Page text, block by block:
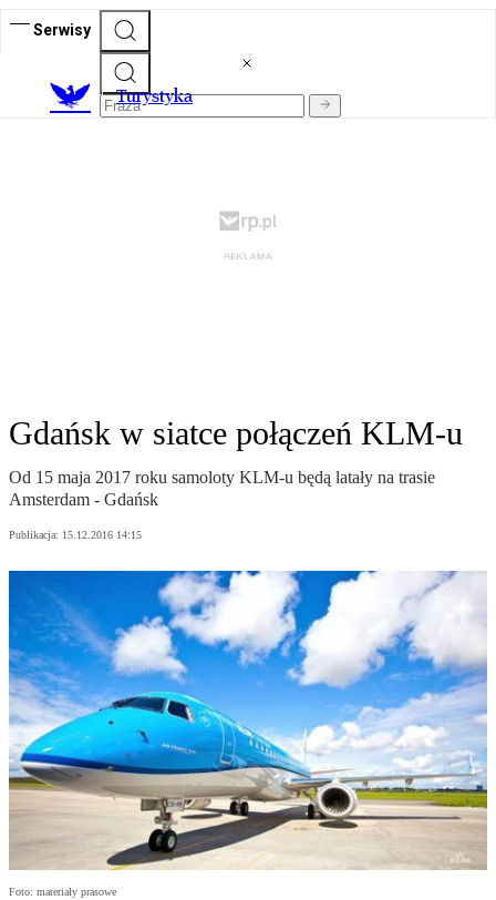
Serwisy
Turystyka
Gdańsk w siatce połączeń KLM-u
Od 15 maja 2017 roku samoloty KLM-u będą latały na trasie
Amsterdam - Gdańsk
Publikacja: 15.12.2016 14:15
Foto: materiały prasowe